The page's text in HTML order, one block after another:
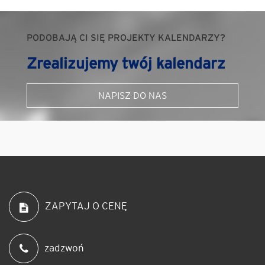
PODOBAJĄ CI SIĘ PROJEKTY KALENDARZY?
Zrealizujemy twój kalendarz
NAPISZ DO NAS
ZAPYTAJ O CENĘ
zadzwoń